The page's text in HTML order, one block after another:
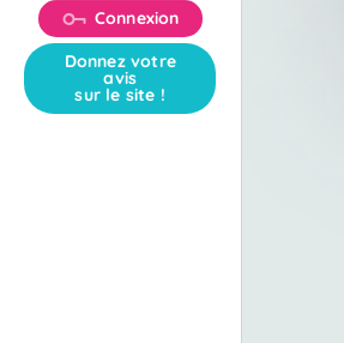
Connexion
Donnez votre
avis
sur le site !